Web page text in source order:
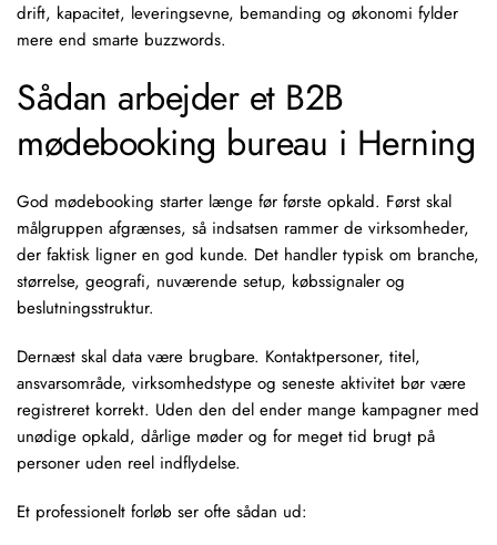
drift, kapacitet, leveringsevne, bemanding og økonomi fylder
mere end smarte buzzwords.
Sådan arbejder et B2B
mødebooking bureau i Herning
God mødebooking starter længe før første opkald. Først skal
målgruppen afgrænses, så indsatsen rammer de virksomheder,
der faktisk ligner en god kunde. Det handler typisk om branche,
størrelse, geografi, nuværende setup, købssignaler og
beslutningsstruktur.
Dernæst skal data være brugbare. Kontaktpersoner, titel,
ansvarsområde, virksomhedstype og seneste aktivitet bør være
registreret korrekt. Uden den del ender mange kampagner med
unødige opkald, dårlige møder og for meget tid brugt på
personer uden reel indflydelse.
Et professionelt forløb ser ofte sådan ud: